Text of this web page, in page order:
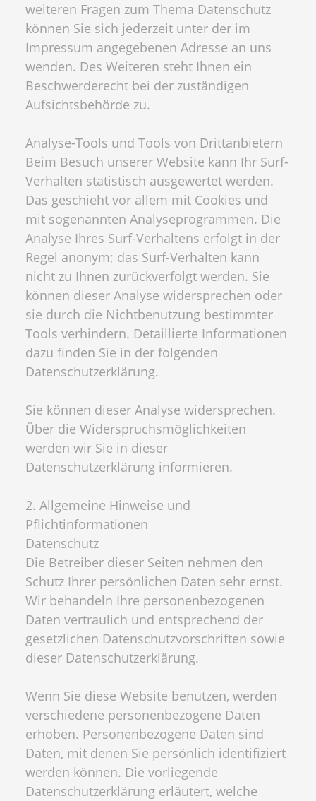
weiteren Fragen zum Thema Datenschutz
können Sie sich jederzeit unter der im
Impressum angegebenen Adresse an uns
wenden. Des Weiteren steht Ihnen ein
Beschwerderecht bei der zuständigen
Aufsichtsbehörde zu.
Analyse-Tools und Tools von Drittanbietern
Beim Besuch unserer Website kann Ihr Surf-
Verhalten statistisch ausgewertet werden.
Das geschieht vor allem mit Cookies und
mit sogenannten Analyseprogrammen. Die
Analyse Ihres Surf-Verhaltens erfolgt in der
Regel anonym; das Surf-Verhalten kann
nicht zu Ihnen zurückverfolgt werden. Sie
können dieser Analyse widersprechen oder
sie durch die Nichtbenutzung bestimmter
Tools verhindern. Detaillierte Informationen
dazu finden Sie in der folgenden
Datenschutzerklärung.
Sie können dieser Analyse widersprechen.
Über die Widerspruchsmöglichkeiten
werden wir Sie in dieser
Datenschutzerklärung informieren.
2. Allgemeine Hinweise und
Pflichtinformationen
Datenschutz
Die Betreiber dieser Seiten nehmen den
Schutz Ihrer persönlichen Daten sehr ernst.
Wir behandeln Ihre personenbezogenen
Daten vertraulich und entsprechend der
gesetzlichen Datenschutzvorschriften sowie
dieser Datenschutzerklärung.
Wenn Sie diese Website benutzen, werden
verschiedene personenbezogene Daten
erhoben. Personenbezogene Daten sind
Daten, mit denen Sie persönlich identifiziert
werden können. Die vorliegende
Datenschutzerklärung erläutert, welche